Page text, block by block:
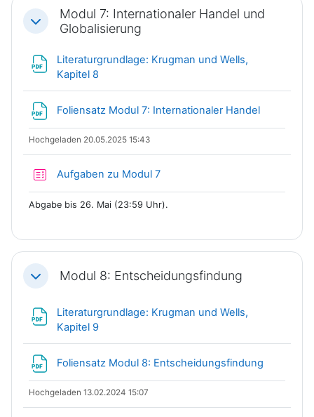
Einklappen
Modul 7: Internationaler Handel und
Globalisierung
Literaturgrundlage: Krugman und Wells,
Kapitel 8
Foliensatz Modul 7: Internationaler Handel
Hochgeladen 20.05.2025 15:43
Aufgaben zu Modul 7Test
Abgabe bis 26. Mai (23:59 Uhr).
EinklappenModul 8: Entscheidungsfindung
Literaturgrundlage: Krugman und Wells,
Kapitel 9
Foliensatz Modul 8: Entscheidungsfindung
Hochgeladen 13.02.2024 15:07